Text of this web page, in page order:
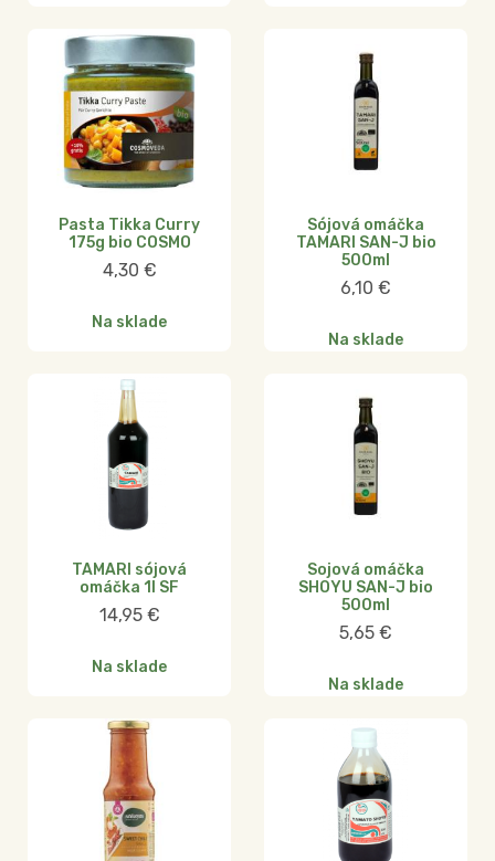
Pasta Tikka Curry
175g bio COSMO
4,30 €
Na sklade
Sójová omáčka
TAMARI SAN-J bio
500ml
6,10 €
Na sklade
TAMARI sójová
omáčka 1l SF
14,95 €
Na sklade
Sojová omáčka
SHOYU SAN-J bio
500ml
5,65 €
Na sklade